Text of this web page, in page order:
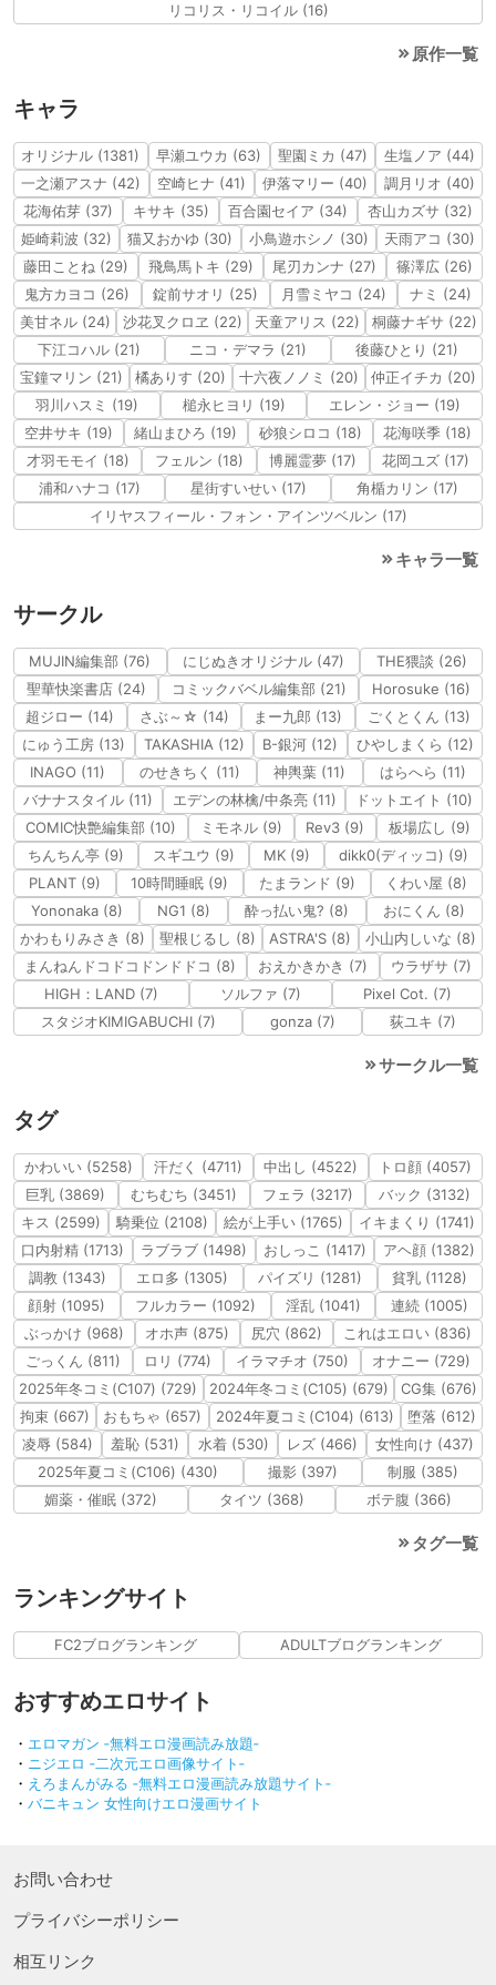
リコリス・リコイル (16)
原作一覧
キャラ
オリジナル (1381) 早瀬ユウカ (63) 聖園ミカ (47)
生塩ノア (44)
一之瀬アスナ (42)
空崎ヒナ (41) 伊落マリー (40)
調月リオ (40)
花海佑芽 (37)
キサキ (35) 百合園セイア (34)
杏山カズサ (32)
姫崎莉波 (32)
猫又おかゆ (30) 小鳥遊ホシノ (30)
天雨アコ (30)
藤田ことね (29)
飛鳥馬トキ (29) 尾刃カンナ (27)
篠澤広 (26)
鬼方カヨコ (26)
錠前サオリ (25) 月雪ミヤコ (24)
ナミ (24)
美甘ネル (24)
沙花叉クロヱ (22) 天童アリス (22)
桐藤ナギサ (22)
下江コハル (21)
ニコ・デマラ (21)
後藤ひとり (21)
宝鐘マリン (21)
橘ありす (20) 十六夜ノノミ (20)
仲正イチカ (20)
羽川ハスミ (19)
槌永ヒヨリ (19)
エレン・ジョー (19)
空井サキ (19)
緒山まひろ (19) 砂狼シロコ (18)
花海咲季 (18)
才羽モモイ (18)
フェルン (18) 博麗霊夢 (17)
花岡ユズ (17)
浦和ハナコ (17)
星街すいせい (17)
角楯カリン (17)
イリヤスフィール・フォン・アインツベルン (17)
キャラ一覧
サークル
MUJIN編集部 (76) にじぬきオリジナル (47)
THE猥談 (26)
聖華快楽書店 (24)
コミックバベル編集部 (21)
Horosuke (16)
超ジロー (14)
さぶ～☆ (14) まー九郎 (13)
ごくとくん (13)
にゅう工房 (13)
TAKASHIA (12) B-銀河 (12)
ひやしまくら (12)
INAGO (11)
のせきちく (11) 神輿葉 (11)
はらへら (11)
バナナスタイル (11)
エデンの林檎/中条亮 (11)
ドットエイト (10)
COMIC快艶編集部 (10)
ミモネル (9) Rev3 (9)
板場広し (9)
ちんちん亭 (9)
スギユウ (9) MK (9)
dikk0(ディッコ) (9)
PLANT (9)
10時間睡眠 (9) たまランド (9)
くわい屋 (8)
Yononaka (8)
NG1 (8) 酔っ払い鬼? (8)
おにくん (8)
かわもりみさき (8)
聖根じるし (8) ASTRA'S (8)
小山内しいな (8)
まんねんドコドコドンドドコ (8)
おえかきかき (7)
ウラザサ (7)
HIGH：LAND (7)
ソルファ (7)
Pixel Cot. (7)
スタジオKIMIGABUCHI (7)
gonza (7) 荻ユキ (7)
サークル一覧
タグ
かわいい (5258) 汗だく (4711) 中出し (4522)
トロ顔 (4057)
巨乳 (3869)
むちむち (3451) フェラ (3217)
バック (3132)
キス (2599)
騎乗位 (2108) 絵が上手い (1765)
イキまくり (1741)
口内射精 (1713)
ラブラブ (1498) おしっこ (1417)
アヘ顔 (1382)
調教 (1343)
エロ多 (1305) パイズリ (1281)
貧乳 (1128)
顔射 (1095)
フルカラー (1092) 淫乱 (1041)
連続 (1005)
ぶっかけ (968)
オホ声 (875) 尻穴 (862)
これはエロい (836)
ごっくん (811)
ロリ (774) イラマチオ (750)
オナニー (729)
2025年冬コミ(C107) (729)
2024年冬コミ(C105) (679)
CG集 (676)
拘束 (667)
おもちゃ (657) 2024年夏コミ(C104) (613)
堕落 (612)
凌辱 (584)
羞恥 (531) 水着 (530) レズ (466)
女性向け (437)
2025年夏コミ(C106) (430)
撮影 (397)
制服 (385)
媚薬・催眠 (372)
タイツ (368) ボテ腹 (366)
タグ一覧
ランキングサイト
FC2ブログランキング ADULTブログランキング
おすすめエロサイト
・ エロマガン ‐無料エロ漫画読み放題‐
・ ニジエロ ‐二次元エロ画像サイト‐
・ えろまんがみる ‐無料エロ漫画読み放題サイト‐
・ バニキュン 女性向けエロ漫画サイト
お問い合わせ
プライバシーポリシー
相互リンク